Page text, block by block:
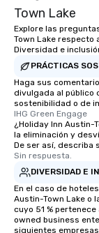
Town Lake
Explore las
Town Lake respecto
Diversidad e
PRÁCTICAS
Haga sus
divulgada al público
sostenibilidad o de
IHG Green Engage
¿Holiday Inn Austin-
la eliminación y
De ser así, describa
Sin respuesta.
DIVERSIDAD E
En el caso de
Austin-Town Lake o
cuyo 51 %
owned business
siguientes